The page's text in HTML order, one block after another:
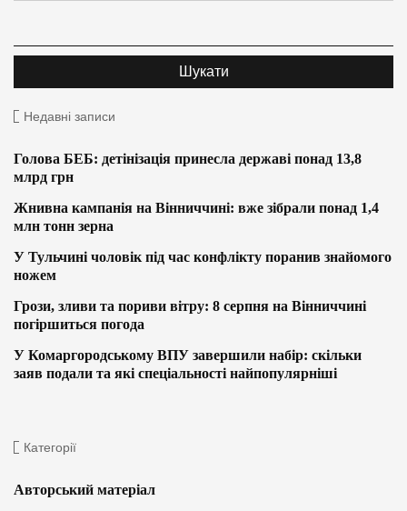
Недавні записи
Голова БЕБ: детінізація принесла державі понад 13,8
млрд грн
Жнивна кампанія на Вінниччині: вже зібрали понад 1,4
млн тонн зерна
У Тульчині чоловік під час конфлікту поранив знайомого
ножем
Грози, зливи та пориви вітру: 8 серпня на Вінниччині
погіршиться погода
У Комаргородському ВПУ завершили набір: скільки
заяв подали та які спеціальності найпопулярніші
Категорії
Авторський матеріал